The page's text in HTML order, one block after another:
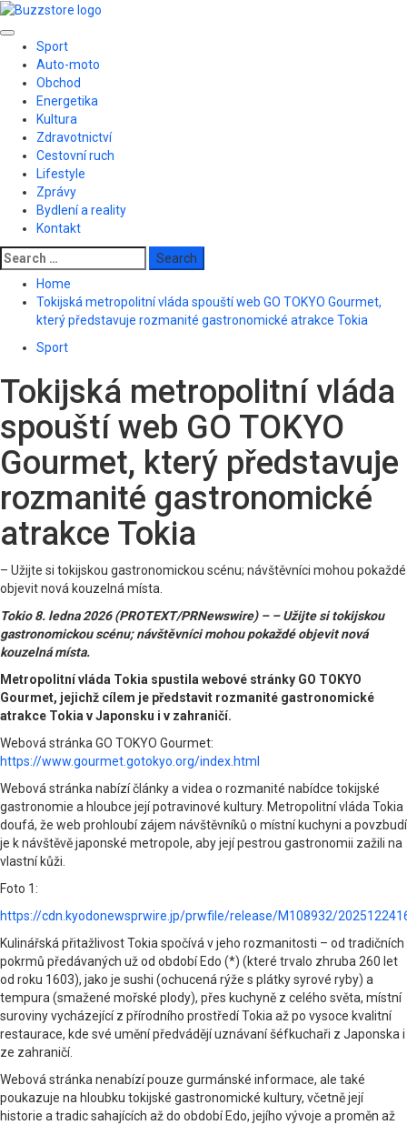
Skip
content
Primary
Menu
Sport
Auto-moto
Obchod
Energetika
Kultura
Zdravotnictví
Cestovní ruch
Lifestyle
Zprávy
Bydlení a reality
Kontakt
Search
for:
Home
Tokijská metropolitní vláda spouští web GO TOKYO Gourmet,
který představuje rozmanité gastronomické atrakce Tokia
Sport
Tokijská metropolitní vláda
spouští web GO TOKYO
Gourmet, který představuje
rozmanité gastronomické
atrakce Tokia
– Užijte si tokijskou gastronomickou scénu; návštěvníci mohou pokaždé
objevit nová kouzelná místa.
Tokio 8. ledna 2026 (PROTEXT/PRNewswire) – – Užijte si tokijskou
gastronomickou scénu; návštěvníci mohou pokaždé objevit nová
kouzelná místa.
Metropolitní vláda Tokia spustila webové stránky GO TOKYO
Gourmet, jejichž cílem je představit rozmanité gastronomické
atrakce Tokia v Japonsku i v zahraničí.
Webová stránka GO TOKYO Gourmet:
https://www.gourmet.gotokyo.org/index.html
Webová stránka nabízí články a videa o rozmanité nabídce tokijské
gastronomie a hloubce její potravinové kultury. Metropolitní vláda Tokia
doufá, že web prohloubí zájem návštěvníků o místní kuchyni a povzbudí
je k návštěvě japonské metropole, aby její pestrou gastronomii zažili na
vlastní kůži.
Foto 1:
https://cdn.kyodonewsprwire.jp/prwfile/release/M108932/
Kulinářská přitažlivost Tokia spočívá v jeho rozmanitosti – od tradičních
pokrmů předávaných už od období Edo (*) (které trvalo zhruba 260 let
od roku 1603), jako je sushi (ochucená rýže s plátky syrové ryby) a
tempura (smažené mořské plody), přes kuchyně z celého světa, místní
suroviny vycházející z přírodního prostředí Tokia až po vysoce kvalitní
restaurace, kde své umění předvádějí uznávaní šéfkuchaři z Japonska i
ze zahraničí.
Webová stránka nenabízí pouze gurmánské informace, ale také
poukazuje na hloubku tokijské gastronomické kultury, včetně její
historie a tradic sahajících až do období Edo, jejího vývoje a proměn až